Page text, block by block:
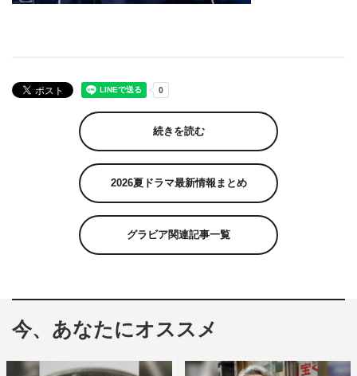
続きを読む
2026夏ドラマ最新情報まとめ
グラビア関連記事一覧
今、あなたにオススメ